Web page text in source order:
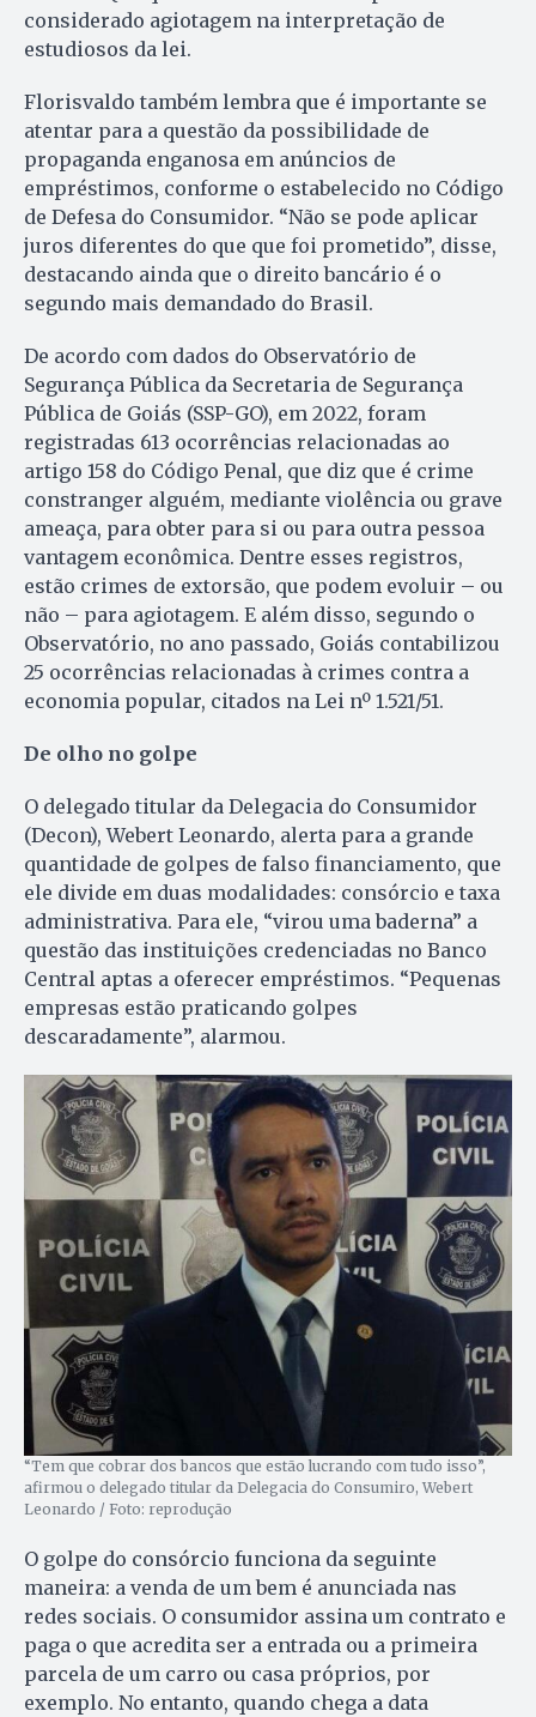
considerado agiotagem na interpretação de
estudiosos da lei.
Florisvaldo também lembra que é importante se
atentar para a questão da possibilidade de
propaganda enganosa em anúncios de
empréstimos, conforme o estabelecido no Código
de Defesa do Consumidor. “Não se pode aplicar
juros diferentes do que que foi prometido”, disse,
destacando ainda que o direito bancário é o
segundo mais demandado do Brasil.
De acordo com dados do Observatório de
Segurança Pública da Secretaria de Segurança
Pública de Goiás (SSP-GO), em 2022, foram
registradas 613 ocorrências relacionadas ao
artigo 158 do Código Penal, que diz que é crime
constranger alguém, mediante violência ou grave
ameaça, para obter para si ou para outra pessoa
vantagem econômica. Dentre esses registros,
estão crimes de extorsão, que podem evoluir – ou
não – para agiotagem. E além disso, segundo o
Observatório, no ano passado, Goiás contabilizou
25 ocorrências relacionadas à crimes contra a
economia popular, citados na Lei nº 1.521/51.
De olho no golpe
O delegado titular da Delegacia do Consumidor
(Decon), Webert Leonardo, alerta para a grande
quantidade de golpes de falso financiamento, que
ele divide em duas modalidades: consórcio e taxa
administrativa. Para ele, “virou uma baderna” a
questão das instituições credenciadas no Banco
Central aptas a oferecer empréstimos. “Pequenas
empresas estão praticando golpes
descaradamente”, alarmou.
“Tem que cobrar dos bancos que estão lucrando com tudo isso”,
afirmou o delegado titular da Delegacia do Consumiro, Webert
Leonardo / Foto: reprodução
O golpe do consórcio funciona da seguinte
maneira: a venda de um bem é anunciada nas
redes sociais. O consumidor assina um contrato e
paga o que acredita ser a entrada ou a primeira
parcela de um carro ou casa próprios, por
exemplo. No entanto, quando chega a data